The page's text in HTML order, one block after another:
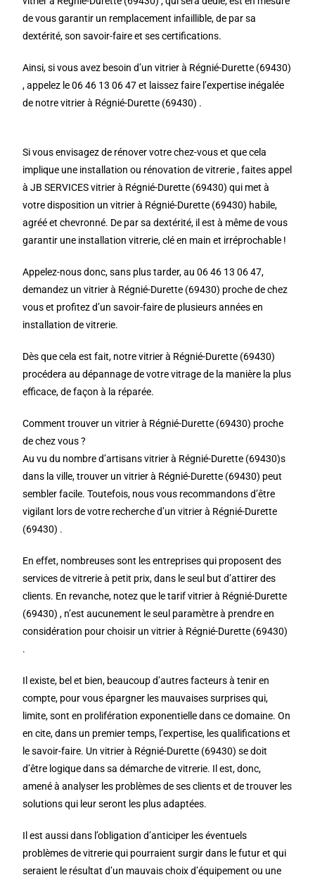
de vous garantir un remplacement infaillible, de par sa
dextérité, son savoir-faire et ses certifications.
Ainsi, si vous avez besoin d’un vitrier à Régnié-Durette (69430)
, appelez le 06 46 13 06 47 et laissez faire l’expertise inégalée
de notre vitrier à Régnié-Durette (69430) .
Si vous envisagez de rénover votre chez-vous et que cela
implique une installation ou rénovation de vitrerie , faites appel
à JB SERVICES vitrier à Régnié-Durette (69430) qui met à
votre disposition un vitrier à Régnié-Durette (69430) habile,
agréé et chevronné. De par sa dextérité, il est à même de vous
garantir une installation vitrerie, clé en main et irréprochable !
Appelez-nous donc, sans plus tarder, au 06 46 13 06 47,
demandez un vitrier à Régnié-Durette (69430) proche de chez
vous et profitez d’un savoir-faire de plusieurs années en
installation de vitrerie.
Dès que cela est fait, notre vitrier à Régnié-Durette (69430)
procédera au dépannage de votre vitrage de la manière la plus
efficace, de façon à la réparée.
Comment trouver un vitrier à Régnié-Durette (69430) proche
de chez vous ?
Au vu du nombre d’artisans vitrier à Régnié-Durette (69430)s
dans la ville, trouver un vitrier à Régnié-Durette (69430) peut
sembler facile. Toutefois, nous vous recommandons d’être
vigilant lors de votre recherche d’un vitrier à Régnié-Durette
(69430) .
En effet, nombreuses sont les entreprises qui proposent des
services de vitrerie à petit prix, dans le seul but d’attirer des
clients. En revanche, notez que le tarif vitrier à Régnié-Durette
(69430) , n’est aucunement le seul paramètre à prendre en
considération pour choisir un vitrier à Régnié-Durette (69430)
.
Il existe, bel et bien, beaucoup d’autres facteurs à tenir en
compte, pour vous épargner les mauvaises surprises qui,
limite, sont en prolifération exponentielle dans ce domaine. On
en cite, dans un premier temps, l’expertise, les qualifications et
le savoir-faire. Un vitrier à Régnié-Durette (69430) se doit
d’être logique dans sa démarche de vitrerie. Il est, donc,
amené à analyser les problèmes de ses clients et de trouver les
solutions qui leur seront les plus adaptées.
Il est aussi dans l’obligation d’anticiper les éventuels
problèmes de vitrerie qui pourraient surgir dans le futur et qui
seraient le résultat d’un mauvais choix d’équipement ou une